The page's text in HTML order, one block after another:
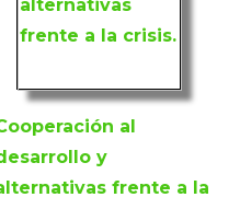
al
y
frente a la